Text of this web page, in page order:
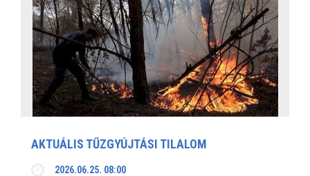
AKTUÁLIS TŰZGYÚJTÁSI TILALOM
2026.06.25. 08:00